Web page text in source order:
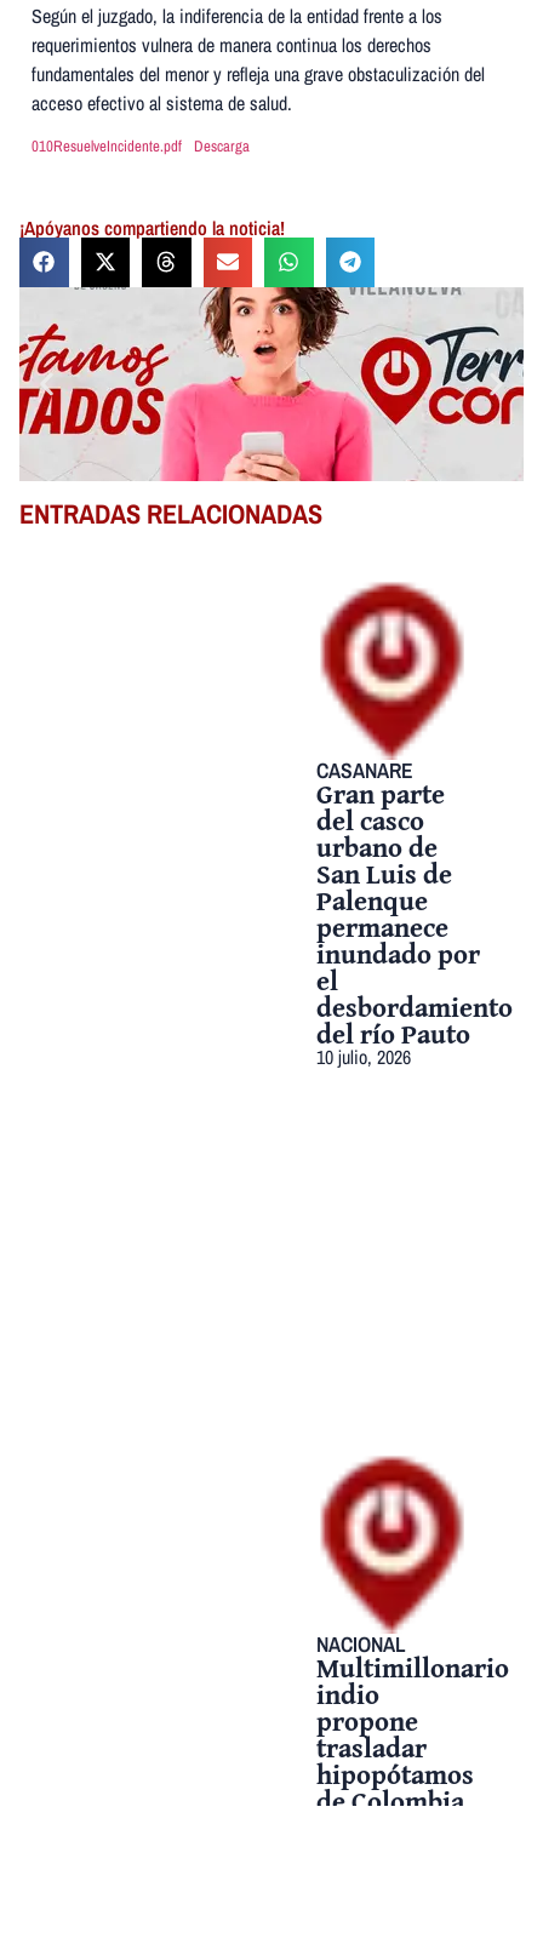
Según el juzgado, la indiferencia de la entidad frente a los
requerimientos vulnera de manera continua los derechos
fundamentales del menor y refleja una grave obstaculización del
acceso efectivo al sistema de salud.
010ResuelveIncidente.pdf Descarga
¡Apóyanos compartiendo la noticia!
ENTRADAS RELACIONADAS
CASANARE
Gran parte
del casco
urbano de
San Luis de
Palenque
permanece
inundado por
el
desbordamiento
del río Pauto
10 julio, 2026
NACIONAL
Multimillonario
indio
propone
trasladar
hipopótamos
de Colombia